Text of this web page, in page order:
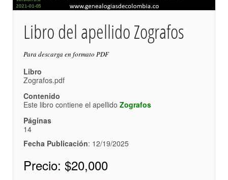
Libro del apellido Zografos
Para descarga en formato PDF
Libro
Zografos.pdf
Contenido
Este libro contiene el apellido Zografos
Páginas
14
Fecha Publicación: 12/19/2025
Precio: $20,000